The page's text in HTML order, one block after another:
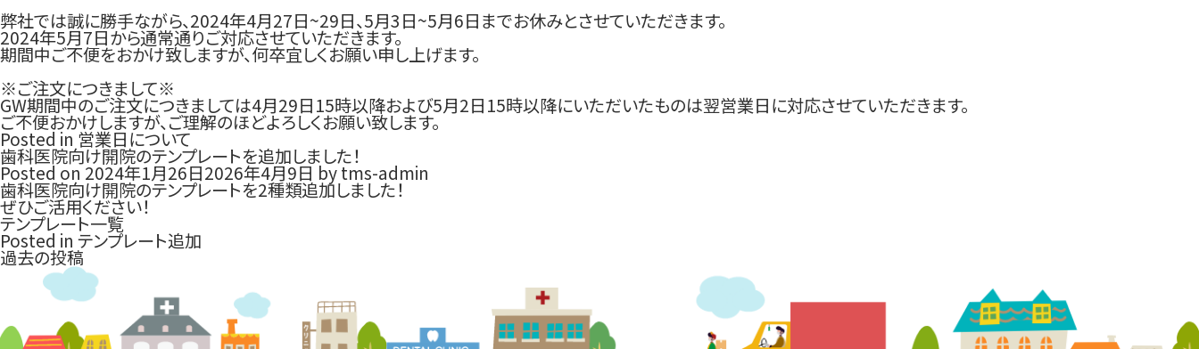
弊社では誠に勝手ながら、2024年4月27日~29日、5月3日~5月6日までお休みとさせていただきます。
2024年5月7日から通常通りご対応させていただきます。
期間中ご不便をおかけ致しますが、何卒宜しくお願い申し上げます。
※ご注文につきまして※
GW期間中のご注文につきましては4月29日15時以降および5月2日15時以降にいただいたものは翌営業日に対応させていただきます。
ご不便おかけしますが、ご理解のほどよろしくお願い致します。
Posted in 営業日について
歯科医院向け開院のテンプレートを追加しました！
Posted on2024年1月26日2026年4月9日 bytms-admin
歯科医院向け開院のテンプレートを2種類追加しました！
ぜひご活用ください！
テンプレート一覧
Posted in テンプレート追加
投
稿
ゲ
ー
過去の投稿